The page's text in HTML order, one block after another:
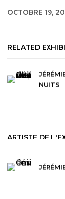
OCTOBRE 19,
RELATED
NUITS
ARTISTE DE